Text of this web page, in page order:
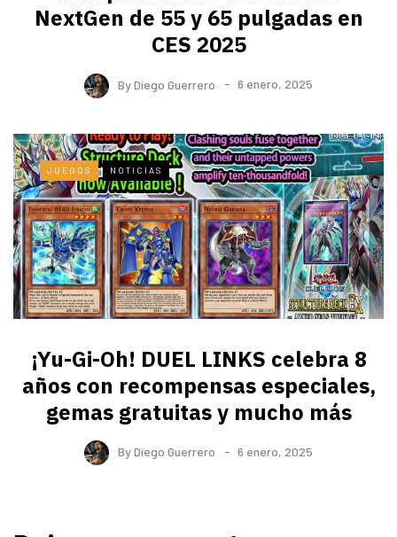
NextGen de 55 y 65 pulgadas en
CES 2025
ByDiego Guerrero 6 enero, 2025
JUEGOS NOTICIAS
¡Yu-Gi-Oh! DUEL LINKS celebra 8
años con recompensas especiales,
gemas gratuitas y mucho más
ByDiego Guerrero 6 enero, 2025